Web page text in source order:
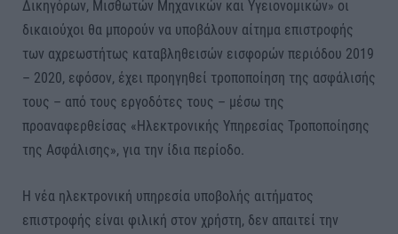
Δικηγόρων, Μισθωτών Μηχανικών και Υγειονομικών» οι
δικαιούχοι θα μπορούν να υποβάλουν αίτημα επιστροφής
των αχρεωστήτως καταβληθεισών εισφορών περιόδου 2019
– 2020, εφόσον, έχει προηγηθεί τροποποίηση της ασφάλισής
τους – από τους εργοδότες τους – μέσω της
προαναφερθείσας «Ηλεκτρονικής Υπηρεσίας Τροποποίησης
της Ασφάλισης», για την ίδια περίοδο.
Η νέα ηλεκτρονική υπηρεσία υποβολής αιτήματος
επιστροφής είναι φιλική στον χρήστη, δεν απαιτεί την